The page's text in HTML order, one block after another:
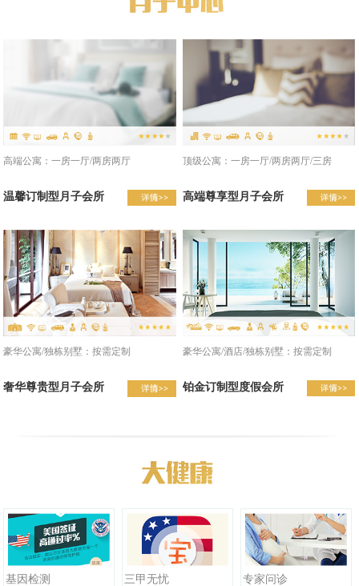
高端公寓：一房一厅/两房两厅
温馨订制型月子会所
顶级公寓：一房一厅/两房两厅/三房
高端尊享型月子会所
豪华公寓/独栋别墅：按需定制
奢华尊贵型月子会所
豪华公寓/酒店/独栋别墅：按需定制
铂金订制型度假会所
基因检测 三甲无忧 专家问诊